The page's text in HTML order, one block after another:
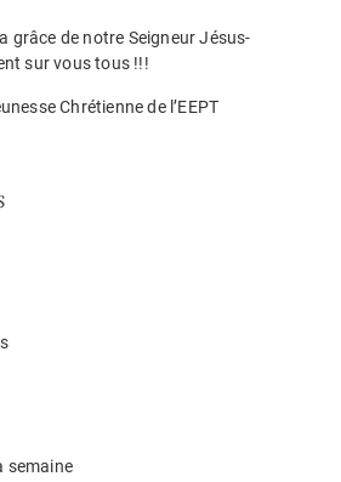
grâce de notre Seigneur Jésus-
sur vous tous !!!
Chrétienne de l’EEPT
semaine